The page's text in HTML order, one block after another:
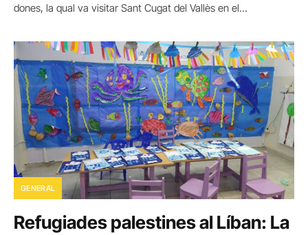
dones, la qual va visitar Sant Cugat del Vallès en el…
GENERAL
Refugiades palestines al Líban: La